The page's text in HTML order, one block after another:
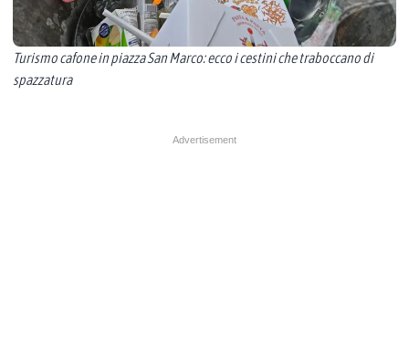
Turismo cafone in piazza San Marco: ecco i cestini che traboccano di
spazzatura